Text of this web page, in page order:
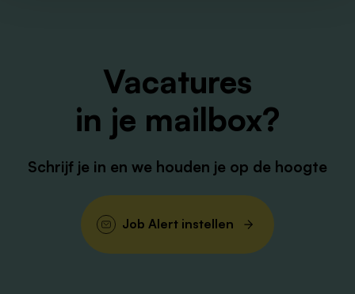
Vacatures
in je mailbox?
Schrijf je in en we houden je op de hoogte
Job Alert instellen